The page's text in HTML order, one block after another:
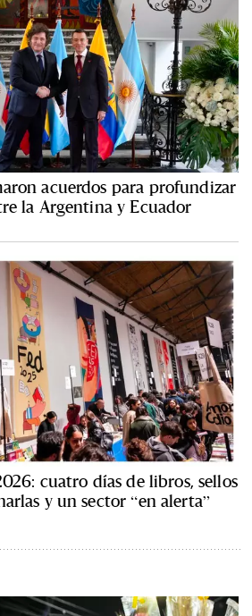
acuerdos para profundizar
la Argentina y Ecuador
cuatro días de libros, sellos
y un sector “en alerta”